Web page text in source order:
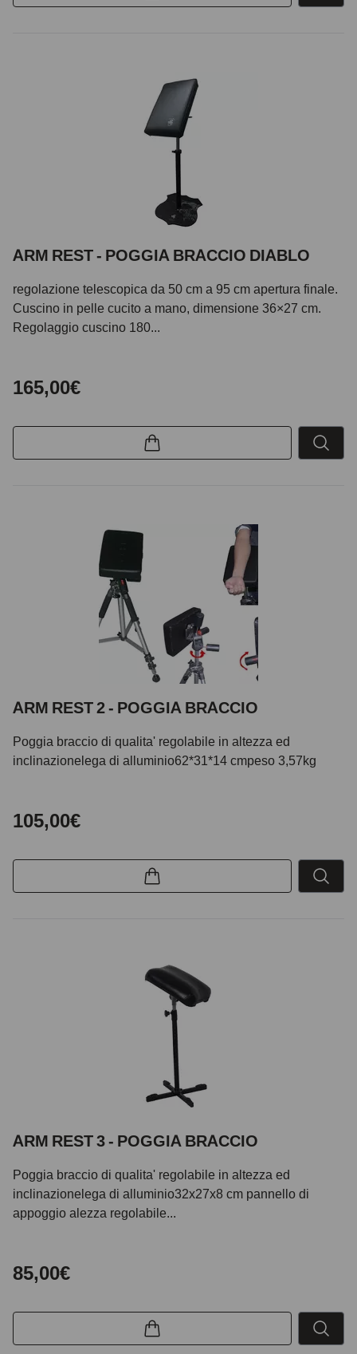
ARM REST - POGGIA BRACCIO DIABLO
regolazione telescopica da 50 cm a 95 cm apertura finale.
Cuscino in pelle cucito a mano, dimensione 36×27 cm.
Regolaggio cuscino 180...
165,00€
ARM REST 2 - POGGIA BRACCIO
Poggia braccio di qualita' regolabile in altezza ed
inclinazionelega di alluminio62*31*14 cmpeso 3,57kg
105,00€
ARM REST 3 - POGGIA BRACCIO
Poggia braccio di qualita' regolabile in altezza ed
inclinazionelega di alluminio32x27x8 cm pannello di
appoggio alezza regolabile...
85,00€